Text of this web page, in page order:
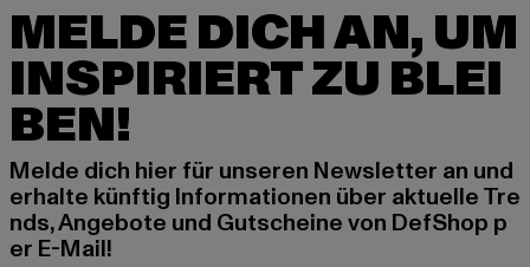
MELDE DICH AN, UM
INSPIRIERT ZU BLEI
BEN!
Melde dich hier für unseren Newsletter an und
erhalte künftig Informationen über aktuelle Tre
nds, Angebote und Gutscheine von DefShop p
er E-Mail!